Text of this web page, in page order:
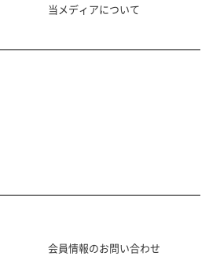
当メディアについて
会員情報のお問い合わせ